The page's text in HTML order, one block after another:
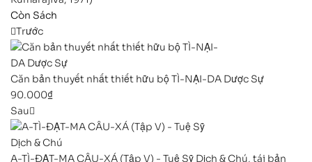
Còn Sách
Trước
Căn bản thuyết nhất thiết hữu bộ TÌ-NẠI-DA Dược Sự
90.000₫
Sau
A-TÌ-ĐẠT-MA CÂU-XÁ (Tập V) - Tuệ Sỹ Dịch & Chú, tái bản